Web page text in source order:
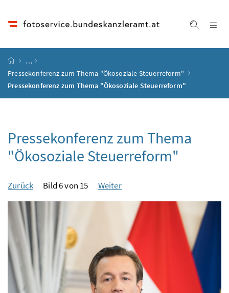
Startseite
…
Pressekonferenz zum Thema "Ökosoziale Steuerreform"
Pressekonferenz zum Thema "Ökosoziale Steuerreform"
Pressekonferenz zum Thema
"Ökosoziale Steuerreform"
Zurück Bild 6 von 15 Weiter